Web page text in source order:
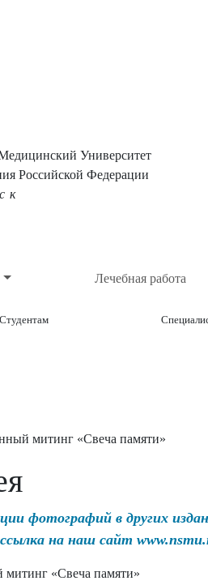
Университет
Российской Федерации
Лечебная работа
Студентам
митинг «Свеча памяти»
фотографий в других
на наш сайт
митинг «Свеча памяти»